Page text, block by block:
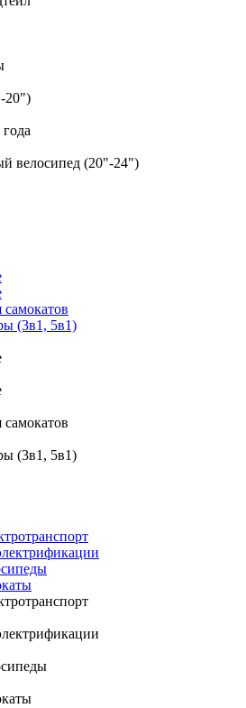
20")
велосипед (20"-24")
самокатов
(3в1, 5в1)
самокатов
(3в1, 5в1)